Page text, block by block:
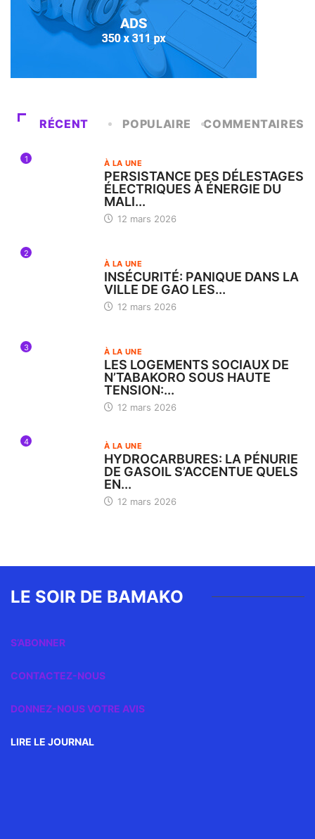
RÉCENT POPULAIRE COMMENTAIRES
1 À LA UNE
PERSISTANCE DES DÉLESTAGES
ÉLECTRIQUES À ÉNERGIE DU
MALI...
12 mars 2026
2
À LA UNE
INSÉCURITÉ: PANIQUE DANS LA
VILLE DE GAO LES...
12 mars 2026
3 À LA UNE
LES LOGEMENTS SOCIAUX DE
N’TABAKORO SOUS HAUTE
TENSION:...
12 mars 2026
4 À LA UNE
HYDROCARBURES: LA PÉNURIE
DE GASOIL S’ACCENTUE QUELS
EN...
12 mars 2026
LE SOIR DE BAMAKO
S’ABONNER
CONTACTEZ-NOUS
DONNEZ-NOUS VOTRE AVIS
LIRE LE JOURNAL